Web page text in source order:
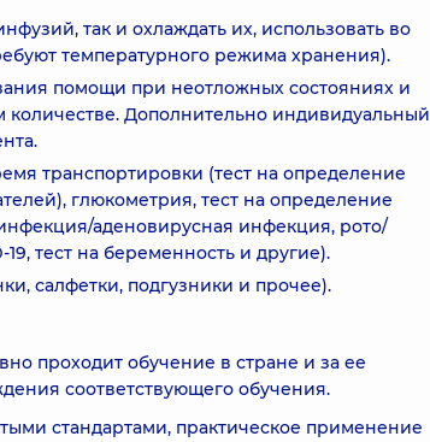
так и охлаждать их, использовать во
температурного режима хранения).
помощи при неотложных состояниях и
Дополнительно индивидуальный
транспортировки (тест на определение
глюкометрия, тест на определение
аденовирусная инфекция, рото/
тест на беременность и другие).
салфетки, подгузники и прочее).
проходит обучение в стране и за ее
соответствующего обучения.
стандартами, практическое применение